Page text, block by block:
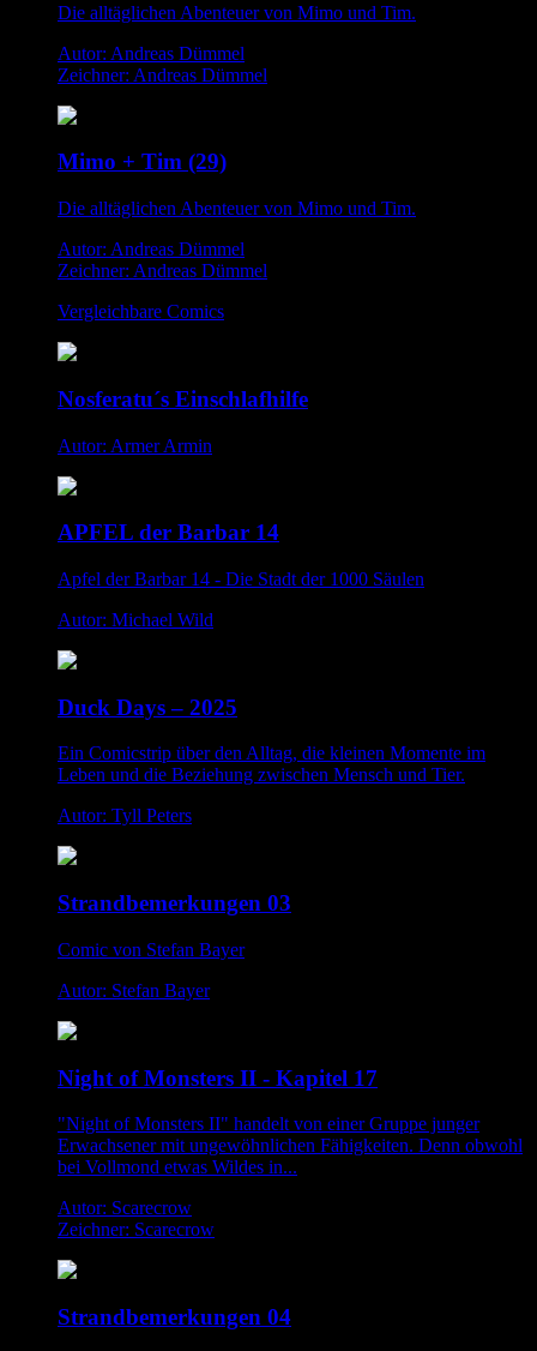
Die alltäglichen Abenteuer von Mimo und Tim.
Autor: Andreas Dümmel
Zeichner: Andreas Dümmel
Mimo + Tim (29)
Die alltäglichen Abenteuer von Mimo und Tim.
Autor: Andreas Dümmel
Zeichner: Andreas Dümmel
Vergleichbare Comics
Nosferatu´s Einschlafhilfe
Autor: Armer Armin
APFEL der Barbar 14
Apfel der Barbar 14 - Die Stadt der 1000 Säulen
Autor: Michael Wild
Duck Days – 2025
Ein Comicstrip über den Alltag, die kleinen Momente im
Leben und die Beziehung zwischen Mensch und Tier.
Autor: Tyll Peters
Strandbemerkungen 03
Comic von Stefan Bayer
Autor: Stefan Bayer
Night of Monsters II - Kapitel 17
"Night of Monsters II" handelt von einer Gruppe junger
Erwachsener mit ungewöhnlichen Fähigkeiten. Denn obwohl
bei Vollmond etwas Wildes in...
Autor: Scarecrow
Zeichner: Scarecrow
Strandbemerkungen 04